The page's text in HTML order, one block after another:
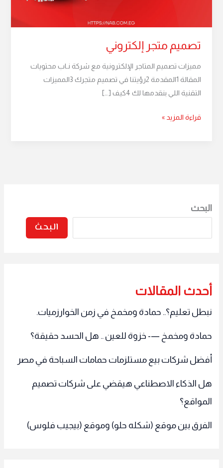
تصميم متجر إلكتروني
مميزات تصميم المتاجر الإلكترونية مع شركة نـاب محتويات
المقالة 1المقدمة 2رؤيتنا في تصميم متجرك 3المميزات
التقنية اللي بنقدمها لك 4كيف […]
قراءة المزيد »
البحث
البحث
أحدث المقالات
نبطل تعليم؟.. حمادة ومخمخ في زمن الخوارزميات.
حمادة ومخمخ —- خزوة للعين .. هل الحسد حقيقة؟
أفضل شركات بيع مستلزمات حمامات السباحة في مصر
هل الذكاء الاصطناعي هيقضي على شركات تصميم
المواقع؟
الفرق بين موقع (شكله حلو) وموقع (بيجيب فلوس)